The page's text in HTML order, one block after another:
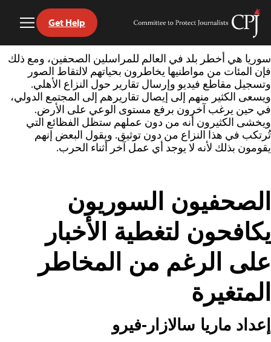
Skip
to
content
Committee
Protect
Journalists
Get Help
سوريا هي أخطر بلد في العالم للمراسلين الصحفين، ومع ذلك
فإن المئات من مواطنيها يخاطرون بحياتهم لالتقاط الصور
وتسجيل مقاطع فيديو وإرسال تقارير حول النزاع الأهلي.
ويسعى الكثير منهم إلى إيصال تقاريرهم إلى المجتمع الدولي،
في حين يرغب آخرون برفع مستوى الوعي على الأرض.
ويخشى الكثيرون أنه من دون عملهم ستظل الفظائع التي
تُرتكب في هذا النزاع من دون توثيق. ويقول البعض إنهم
يقومون بذلك لأنه لا يوجد أي عمل آخر أثناء الحرب.
الصحفيون السوريون
يكافحون لتغطية الأخبار
على الرغم من المخاطر
المتغيرة
إعداد ماريا سالازار-فيرو